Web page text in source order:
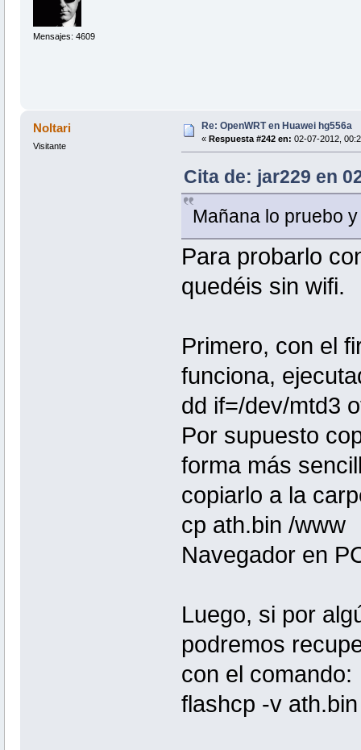
Mensajes: 4609
Noltari
Visitante
Re: OpenWRT en Huawei hg556a
« Respuesta #242 en: 02-07-2012,
Cita de: jar229 en
Mañana lo pruebo
Para probarlo
quedéis sin wifi.
Primero, con el
funciona,
dd if=/dev/mtd3
Por supuesto
forma más
copiarlo a la
cp ath.bin /www
Navegador en
Luego, si por
podremos
con el comando:
flashcp -v